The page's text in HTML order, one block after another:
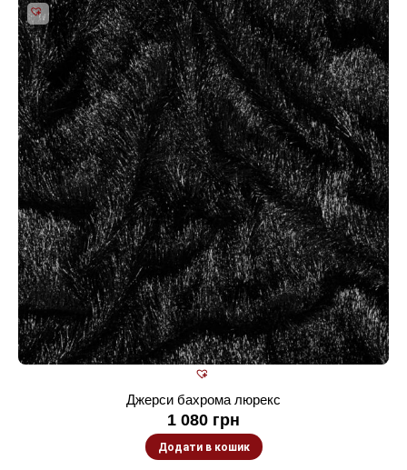
Джерси бахрома люрекс
1 080 грн
Додати в кошик